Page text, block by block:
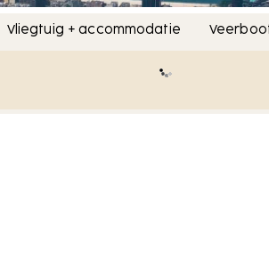
Vliegtuig + accommodatie